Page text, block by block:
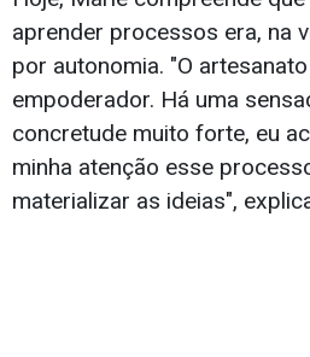
aprender processos era, na
por autonomia. "O
empoderador. Há uma
concretude muito forte, eu
minha atenção esse
materializar as ideias",